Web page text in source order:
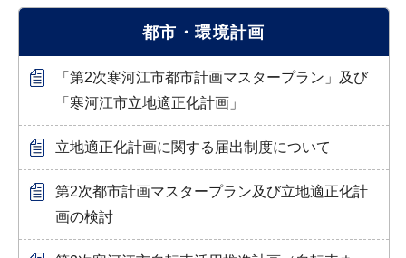
都市・環境計画
「第2次寒河江市都市計画マスタープラン」及び
「寒河江市立地適正化計画」
立地適正化計画に関する届出制度について
第2次都市計画マスタープラン及び立地適正化計
画の検討